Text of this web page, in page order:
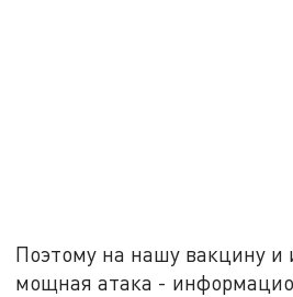
Поэтому на нашу вакцину и
мощная атака -